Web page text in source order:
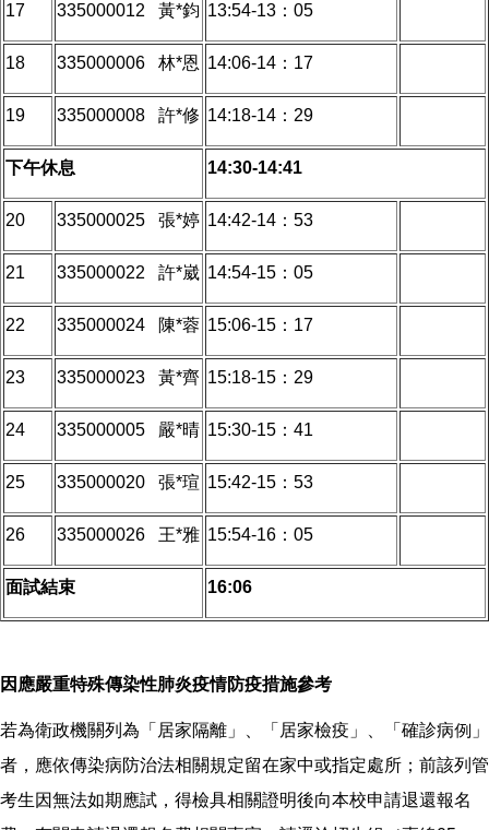
17 335000012 黃*鈞 13:54-13：05
18 335000006 林*恩 14:06-14：17
19 335000008 許*修 14:18-14：29
下午休息 14:30-14:41
20 335000025 張*婷 14:42-14：53
21 335000022 許*崴 14:54-15：05
22 335000024 陳*蓉 15:06-15：17
23 335000023 黃*齊 15:18-15：29
24 335000005 嚴*晴 15:30-15：41
25 335000020 張*瑄 15:42-15：53
26 335000026 王*雅 15:54-16：05
面試結束 16:06
因應嚴重特殊傳染性肺炎疫情防疫措施參考
若為衛政機關列為「居家隔離」、「居家檢疫」、「確診病例」
者，應依傳染病防治法相關規定留在家中或指定處所；前該列管
考生因無法如期應試，得檢具相關證明後向本校申請退還報名